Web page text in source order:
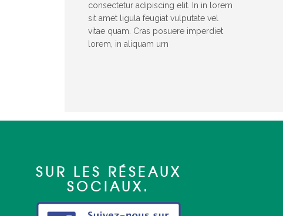
consectetur adipiscing elit. In in lorem
sit amet ligula feugiat vulputate vel
vitae quam. Cras posuere imperdiet
lorem, in aliquam urn
SUR LES RÉSEAUX
SOCIAUX.